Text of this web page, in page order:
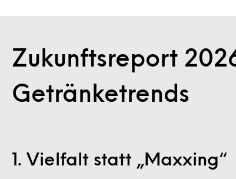
Zukunftsreport
Getränketrends
1. Vielfalt statt „Maxxing“